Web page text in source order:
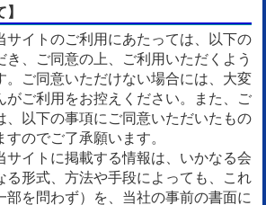
イトのご利用にあたっては、以下の
き、ご同意の上、ご利用いただくよう
。ご同意いただけない場合には、大変
がご利用をお控えください。また、ご
、以下の事項にご同意いただいたもの
のでご了承願います。
イトに掲載する情報は、いかなる会
る形式、方法や手段によっても、これ
部を問わず）を、当社の事前の書面に